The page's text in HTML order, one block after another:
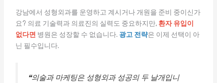
강남에서 성형외과를 운영하고 계시거나 개원을 준비 중이신가
요? 의료 기술력과 의료진의 실력도 중요하지만, 환자 유입이
없다면 병원은 성장할 수 없습니다. 광고 전략은 이제 선택이 아
닌 필수입니다.
❝의술과 마케팅은 성형외과 성공의 두 날개입니